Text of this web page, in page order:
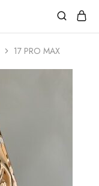
17 PRO MAX